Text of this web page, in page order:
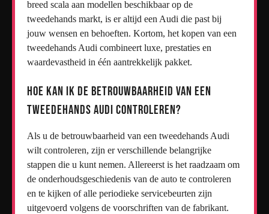
breed scala aan modellen beschikbaar op de
tweedehands markt, is er altijd een Audi die past bij
jouw wensen en behoeften. Kortom, het kopen van een
tweedehands Audi combineert luxe, prestaties en
waardevastheid in één aantrekkelijk pakket.
Hoe kan ik de betrouwbaarheid van een
tweedehands Audi controleren?
Als u de betrouwbaarheid van een tweedehands Audi
wilt controleren, zijn er verschillende belangrijke
stappen die u kunt nemen. Allereerst is het raadzaam om
de onderhoudsgeschiedenis van de auto te controleren
en te kijken of alle periodieke servicebeurten zijn
uitgevoerd volgens de voorschriften van de fabrikant.